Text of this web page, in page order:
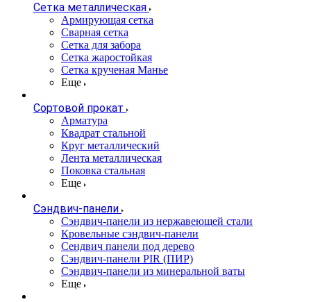
Сетка металлическая
Армирующая сетка
Сварная сетка
Сетка для забора
Сетка жаростойкая
Сетка крученая Манье
Еще
Сортовой прокат
Арматура
Квадрат стальной
Круг металлический
Лента металлическая
Поковка стальная
Еще
Сэндвич-панели
Cэндвич-панели из нержавеющей стали
Кровельные сэндвич-панели
Сендвич панели под дерево
Сэндвич-панели PIR (ПИР)
Сэндвич-панели из минеральной ваты
Еще